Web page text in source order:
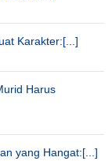
Karakter:[...]
Harus
yang Hangat:[...]